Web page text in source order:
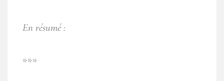
En résumé :
***